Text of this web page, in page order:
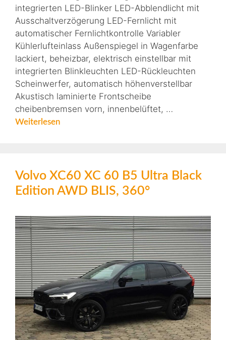
integrierten LED-Blinker LED-Abblendlicht mit
Ausschaltverzögerung LED-Fernlicht mit
automatischer Fernlichtkontrolle Variabler
Kühlerlufteinlass Außenspiegel in Wagenfarbe
lackiert, beheizbar, elektrisch einstellbar mit
integrierten Blinkleuchten LED-Rückleuchten
Scheinwerfer, automatisch höhenverstellbar
Akustisch laminierte Frontscheibe
cheibenbremsen vorn, innenbelüftet, …
Weiterlesen
Volvo XC60 XC 60 B5 Ultra Black
Edition AWD BLIS, 360°